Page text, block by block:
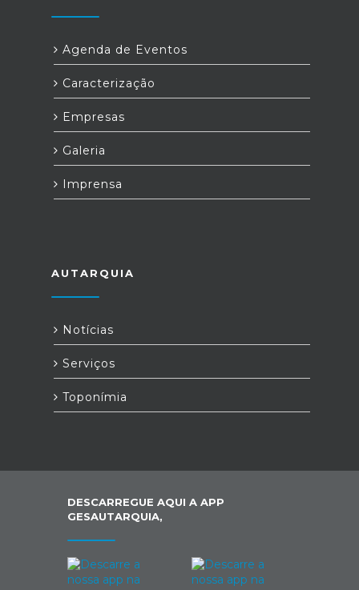
Agenda de Eventos
Caracterização
Empresas
Galeria
Imprensa
AUTARQUIA
Notícias
Serviços
Toponímia
DESCARREGUE AQUI A APP
GESAUTARQUIA,